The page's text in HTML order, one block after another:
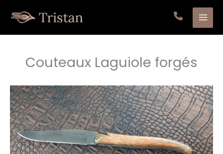
Couteaux Laguiole forgés